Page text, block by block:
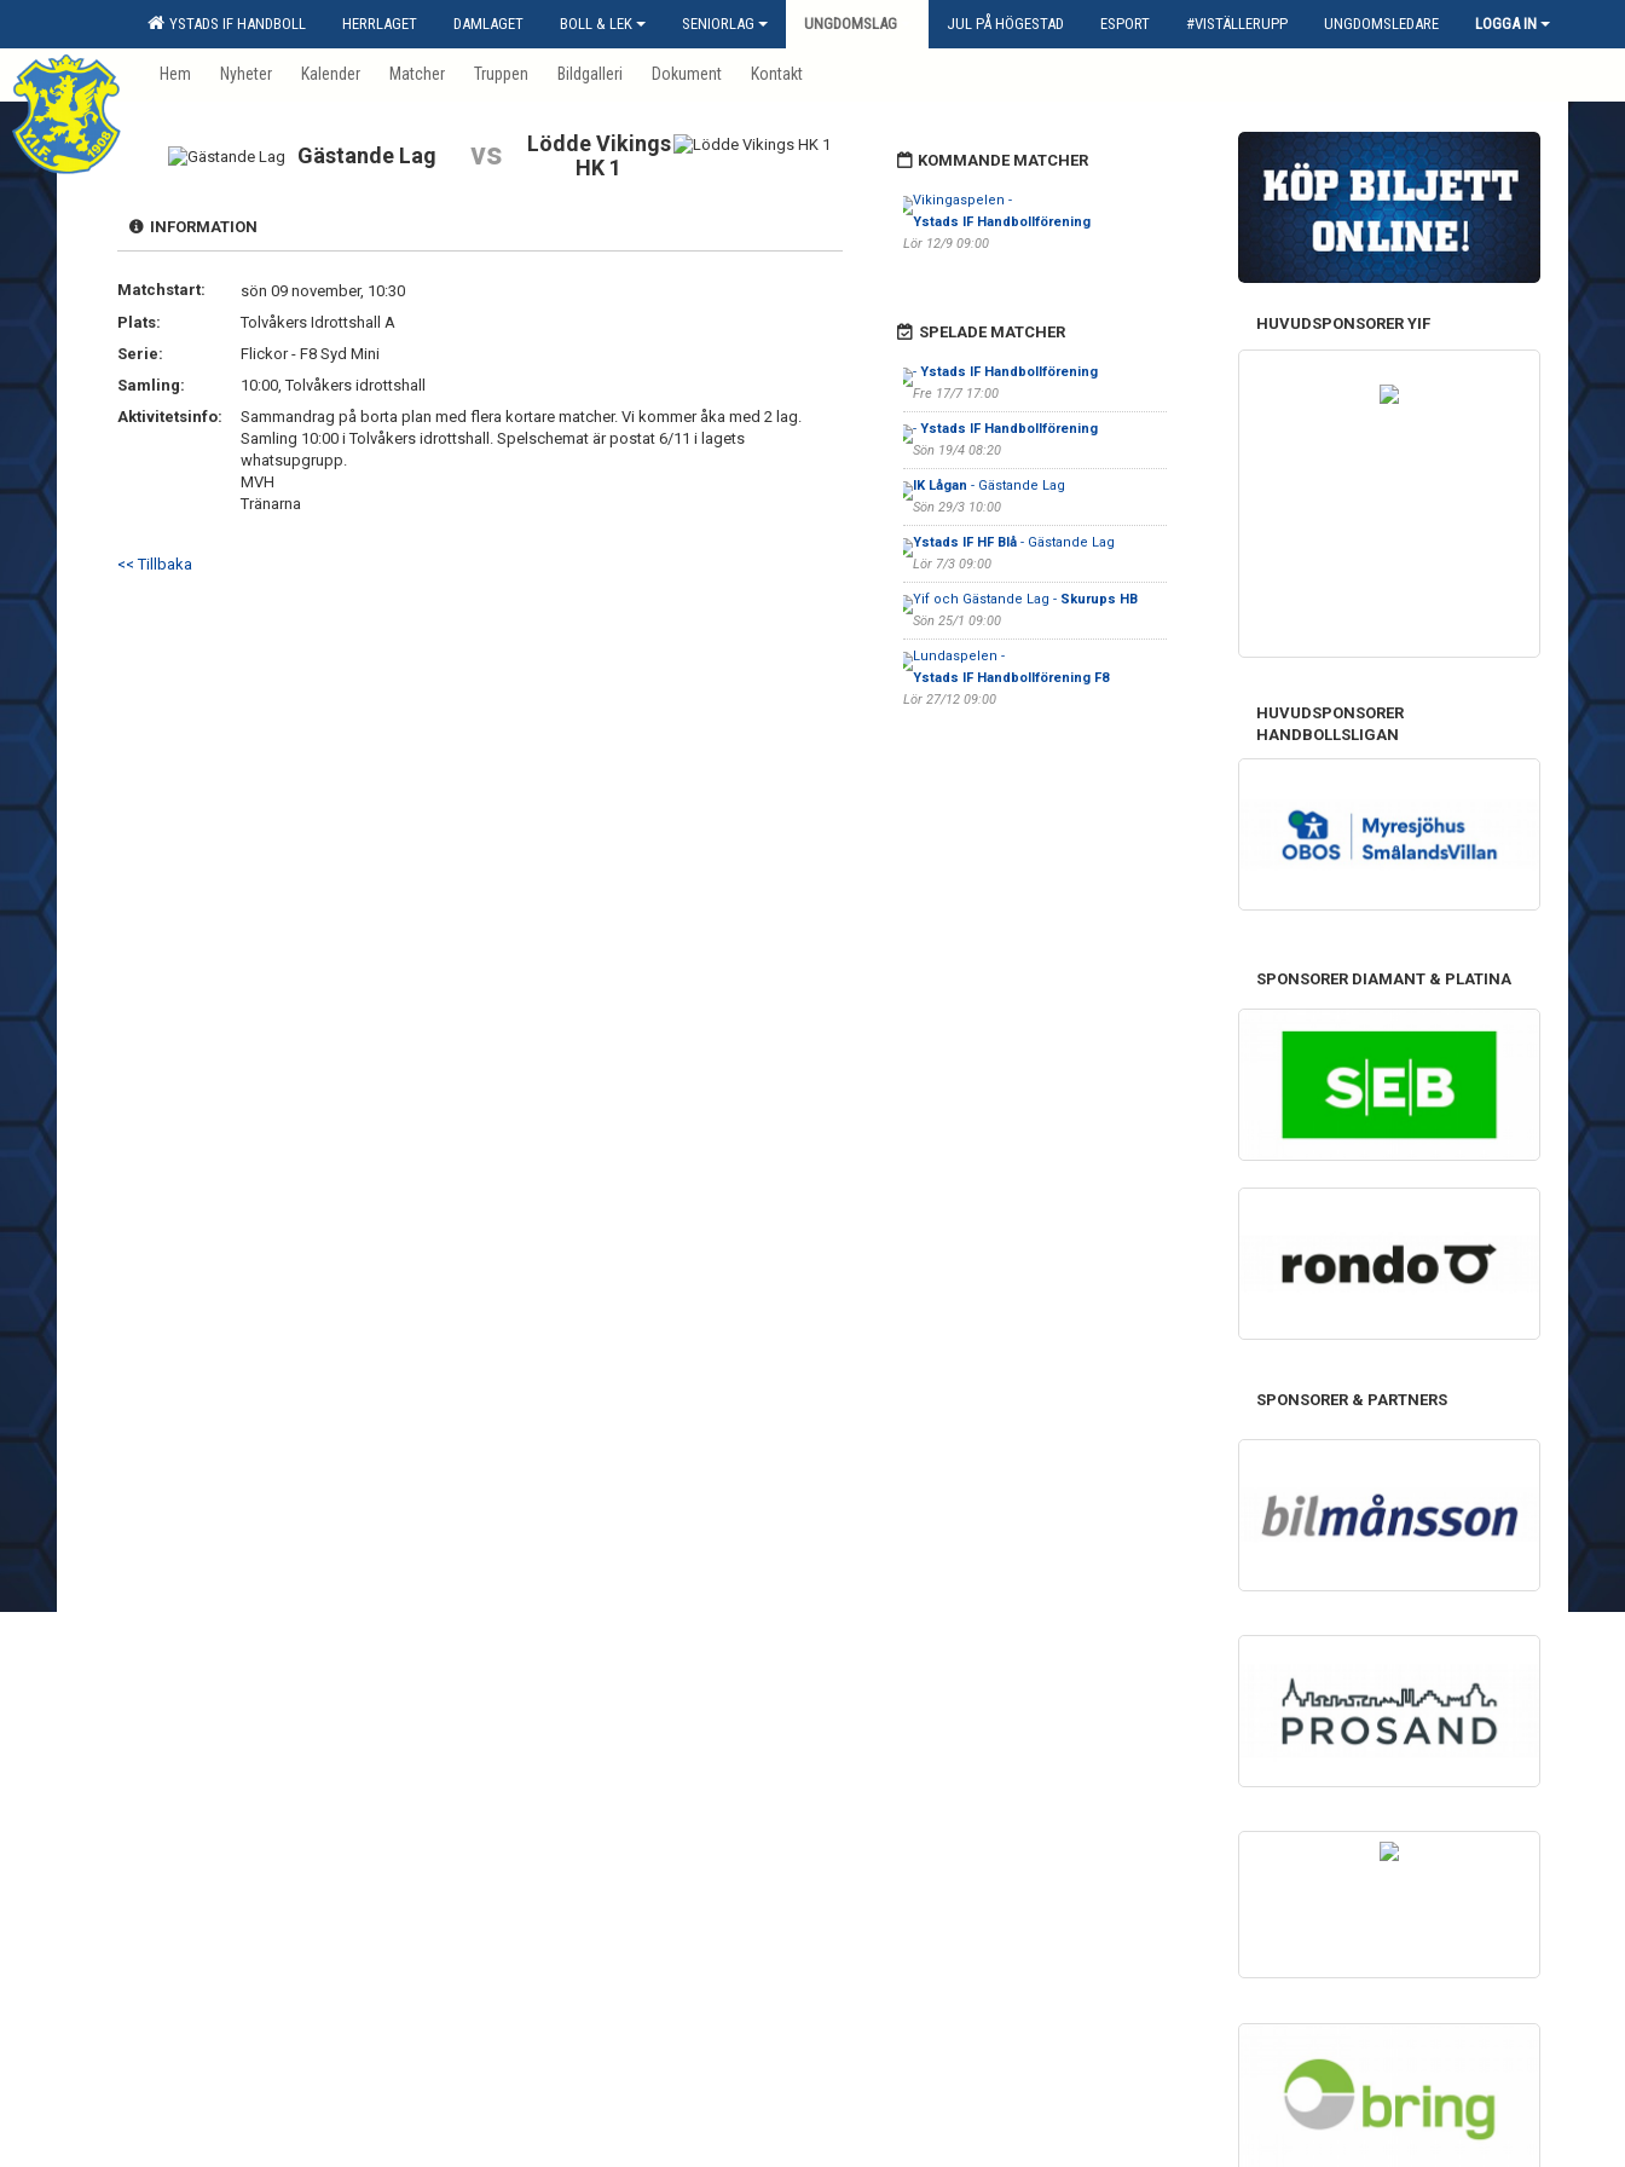
YSTADS IF HANDBOLL HERRLAGET DAMLAGET BOLL & LEK SENIORLAG UNGDOMSLAG JUL PÅ HÖGESTAD ESPORT #VISTÄLLERUPP UNGDOMSLEDARE LOGGA IN
Hem Nyheter Kalender Matcher Truppen Bildgalleri Dokument Kontakt
Gästande Lag vs
Lödde Vikings
HK 1
INFORMATION
Matchstart:
sön 09 november, 10:30
Plats:
Tolvåkers Idrottshall A
Serie:
Flickor - F8 Syd Mini
Samling:
10:00, Tolvåkers idrottshall
Aktivitetsinfo:
Sammandrag på borta plan med flera kortare matcher. Vi kommer åka med 2 lag.
Samling 10:00 i Tolvåkers idrottshall. Spelschemat är postat 6/11 i lagets
whatsupgrupp.
MVH
Tränarna
<< Tillbaka
KOMMANDE MATCHER
Vikingaspelen -
Ystads IF Handbollförening
Lör 12/9 09:00
SPELADE MATCHER
- Ystads IF Handbollförening
Fre 17/7 17:00
- Ystads IF Handbollförening
Sön 19/4 08:20
IK Lågan - Gästande Lag
Sön 29/3 10:00
Ystads IF HF Blå- Gästande Lag
Lör 7/3 09:00
Yif och Gästande Lag - Skurups HB
Sön 25/1 09:00
Lundaspelen -
Ystads IF Handbollförening F8
Lör 27/12 09:00
HUVUDSPONSORER YIF
HUVUDSPONSORER
HANDBOLLSLIGAN
SPONSORER DIAMANT & PLATINA
SPONSORER & PARTNERS